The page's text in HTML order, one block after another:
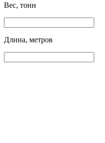
Вес, тонн
Длина, метров